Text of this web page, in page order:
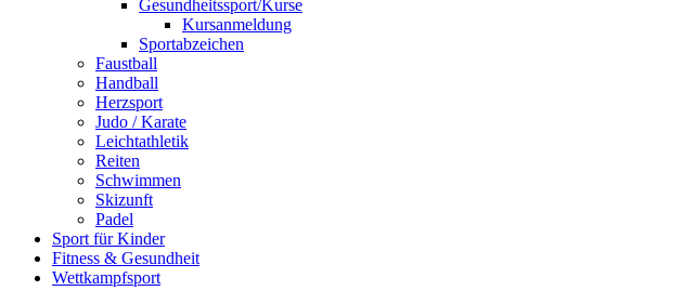
Gesundheitssport/Kurse
Kursanmeldung
Sportabzeichen
Faustball
Handball
Herzsport
Judo / Karate
Leichtathletik
Reiten
Schwimmen
Skizunft
Padel
Sport für Kinder
Fitness & Gesundheit
Wettkampfsport